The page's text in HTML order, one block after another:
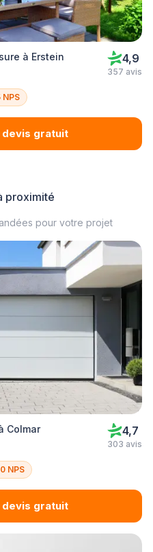
à Erstein 4,9
357 avis
NPS
devis gratuit
proximité
pour votre projet
Colmar 4,7
303 avis
NPS
devis gratuit